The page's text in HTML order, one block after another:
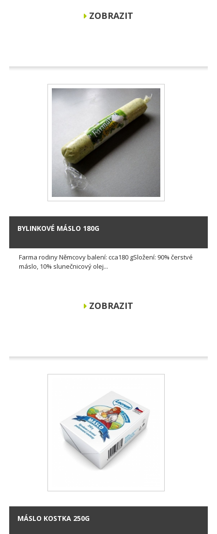
ZOBRAZIT
BYLINKOVÉ MÁSLO 180G
Farma rodiny Němcovy balení: cca180 gSložení: 90% čerstvé
máslo, 10% slunečnicový olej...
ZOBRAZIT
MÁSLO KOSTKA 250G